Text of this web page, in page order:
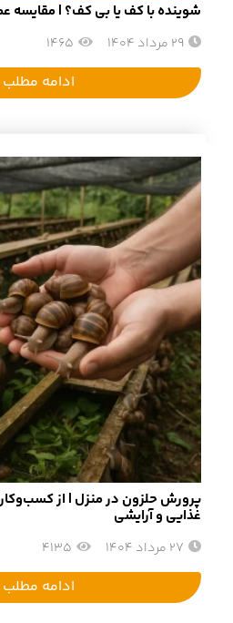
شوینده با کف یا بی ‌کف؟ | مقایسه
29 مرداد 1404 1465
ادامه مطلب
پرورش حلزون در منزل | از کسب‌وکار
غذایی و آرایشی
27 مرداد 1404 4135
ادامه مطلب